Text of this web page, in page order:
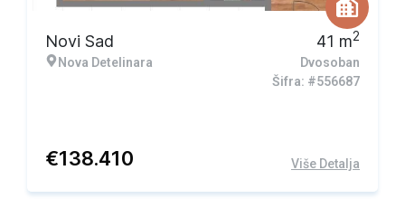
Novi Sad
Nova Detelinara
41 m2
Dvosoban
Šifra: #556687
€138.410 Više Detalja